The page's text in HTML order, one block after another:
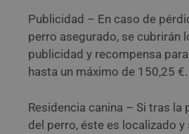
Publicidad – En caso de
perro asegurado, se cubrirán
publicidad y recompensa
hasta un máximo de 150,25 €.
Residencia canina – Si tras la
del perro, éste es localizado y